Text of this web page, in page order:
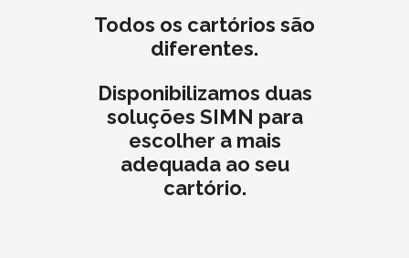
Todos os cartórios são
diferentes.
Disponibilizamos duas
soluções SIMN para
escolher a mais
adequada ao seu
cartório.